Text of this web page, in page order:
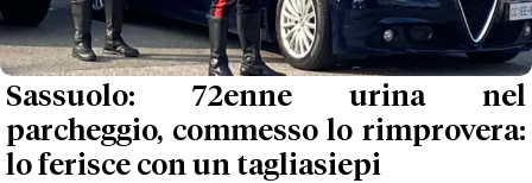
Sassuolo: 72enne urina nel
parcheggio, commesso lo rimprovera:
lo ferisce con un tagliasiepi